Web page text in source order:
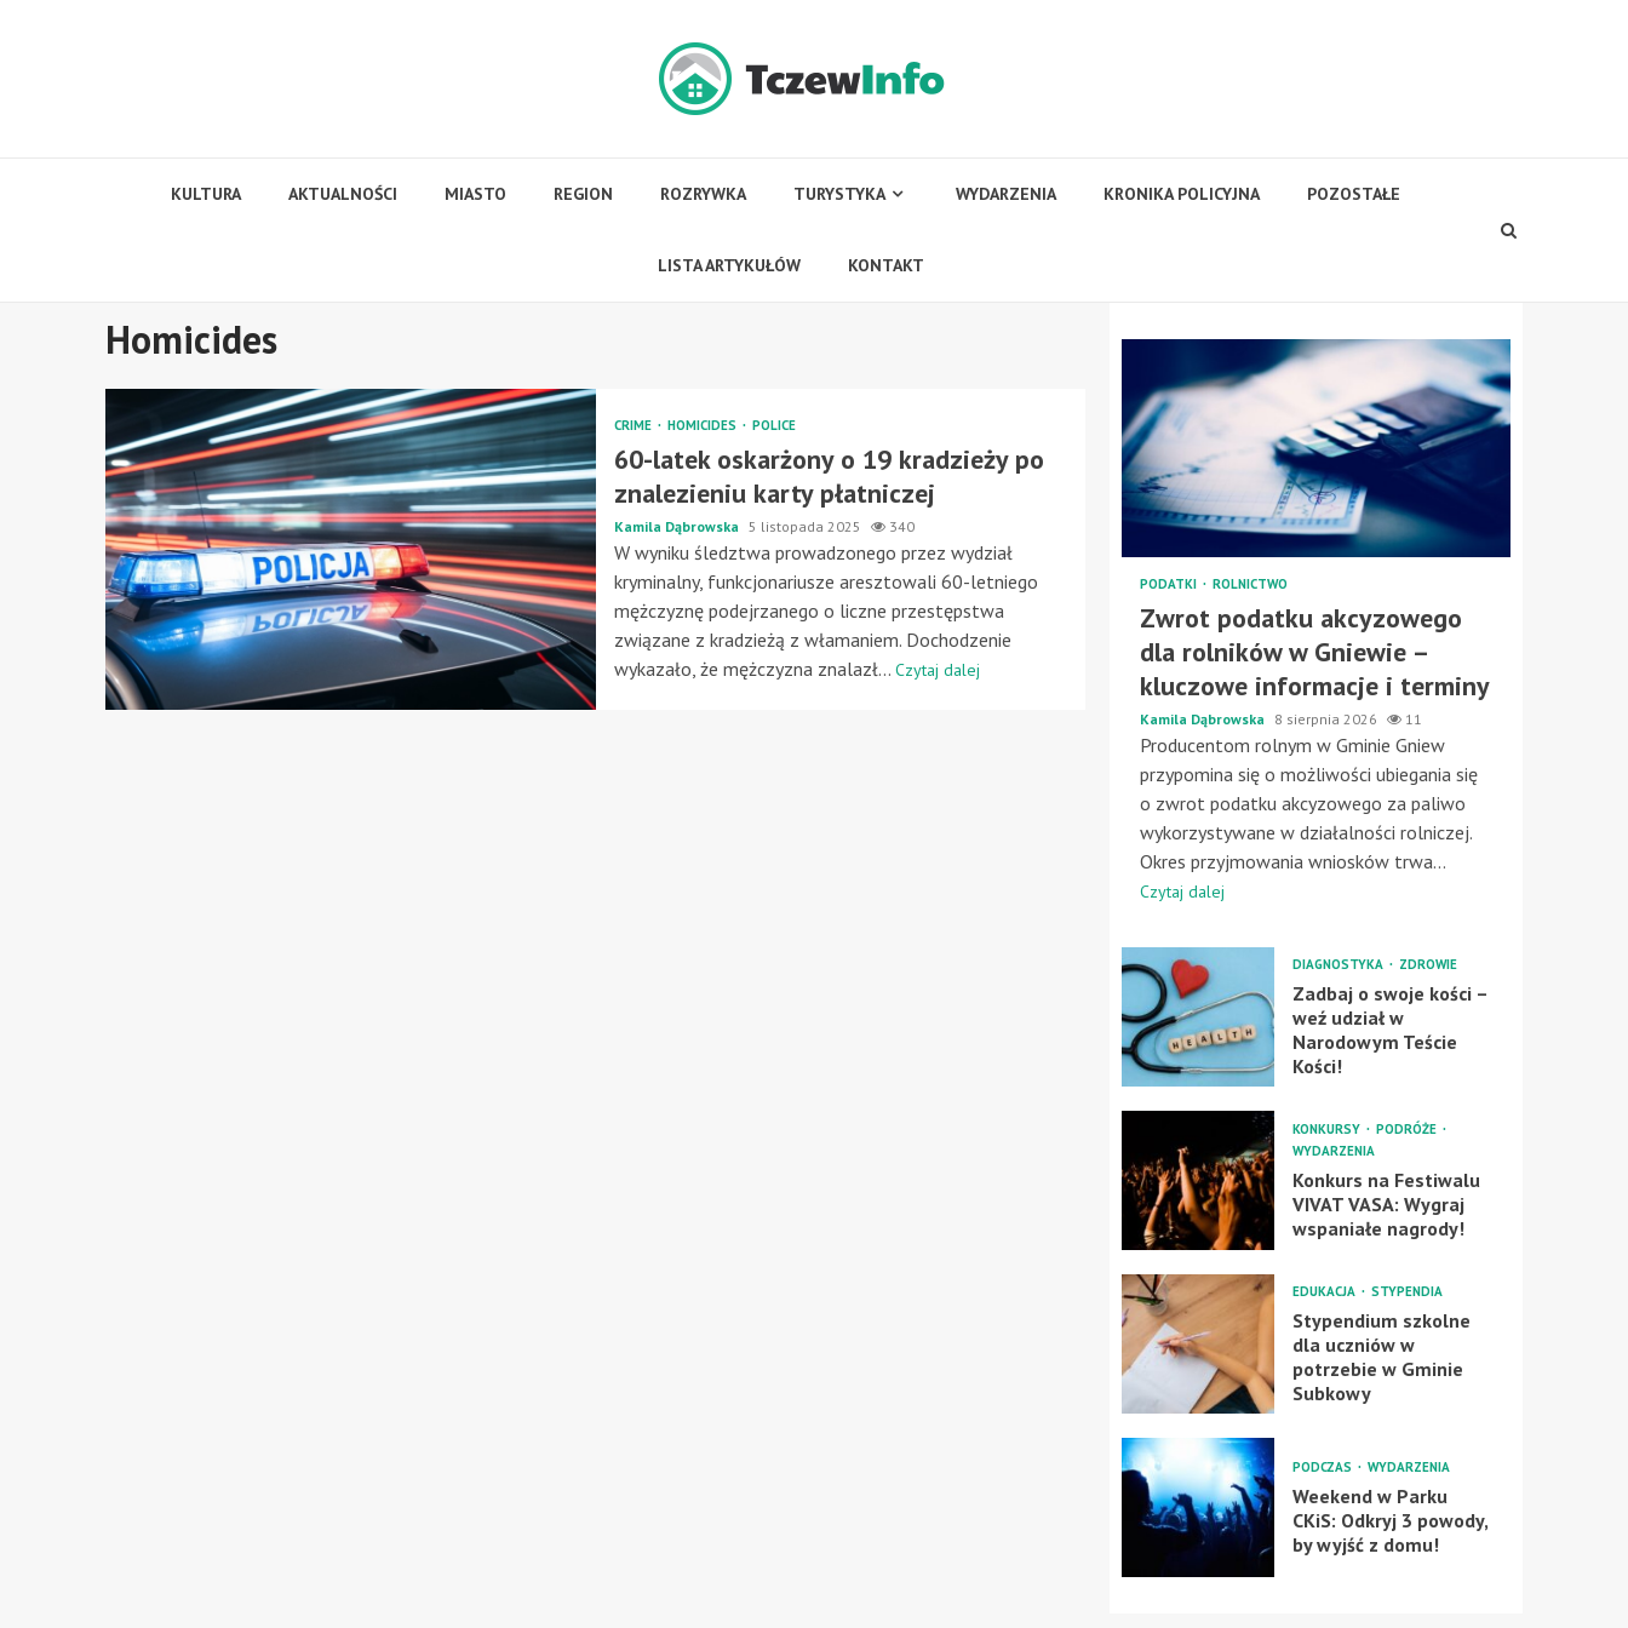
KULTURA AKTUALNOŚCI MIASTO REGION ROZRYWKA TURYSTYKA WYDARZENIA KRONIKA POLICYJNA POZOSTAŁE
LISTA ARTYKUŁÓW KONTAKT
Homicides
CRIME HOMICIDES POLICE
60-latek oskarżony o 19 kradzieży po
znalezieniu karty płatniczej
Kamila Dąbrowska 5 listopada 2025 340
W wyniku śledztwa prowadzonego przez wydział
kryminalny, funkcjonariusze aresztowali 60-letniego
mężczyznę podejrzanego o liczne przestępstwa
związane z kradzieżą z włamaniem. Dochodzenie
wykazało, że mężczyzna znalazł... Czytaj dalej
PODATKI ROLNICTWO
Zwrot podatku akcyzowego
dla rolników w Gniewie –
kluczowe informacje i terminy
Kamila Dąbrowska 8 sierpnia 2026 11
Producentom rolnym w Gminie Gniew
przypomina się o możliwości ubiegania się
o zwrot podatku akcyzowego za paliwo
wykorzystywane w działalności rolniczej.
Okres przyjmowania wniosków trwa...
Czytaj dalej
DIAGNOSTYKA ZDROWIE
Zadbaj o swoje kości –
weź udział w
Narodowym Teście
Kości!
KONKURSY
PODRÓŻE
WYDARZENIA
Konkurs na Festiwalu
VIVAT VASA: Wygraj
wspaniałe nagrody!
EDUKACJA STYPENDIA
Stypendium szkolne
dla uczniów w
potrzebie w Gminie
Subkowy
PODCZAS WYDARZENIA
Weekend w Parku
CKiS: Odkryj 3 powody,
by wyjść z domu!